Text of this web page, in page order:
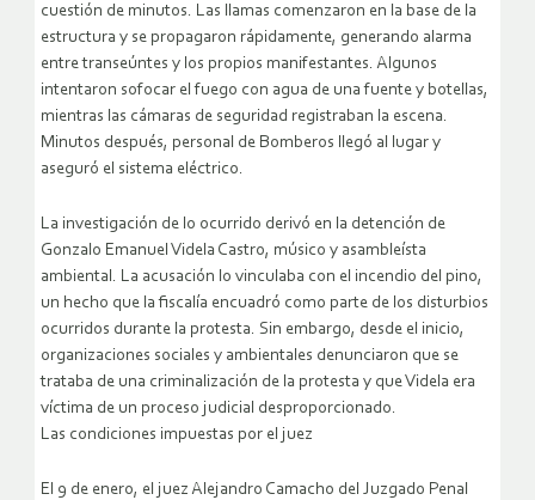
cuestión de minutos. Las llamas comenzaron en la base de la
estructura y se propagaron rápidamente, generando alarma
entre transeúntes y los propios manifestantes. Algunos
intentaron sofocar el fuego con agua de una fuente y botellas,
mientras las cámaras de seguridad registraban la escena.
Minutos después, personal de Bomberos llegó al lugar y
aseguró el sistema eléctrico.
La investigación de lo ocurrido derivó en la detención de
Gonzalo Emanuel Videla Castro, músico y asambleísta
ambiental. La acusación lo vinculaba con el incendio del pino,
un hecho que la fiscalía encuadró como parte de los disturbios
ocurridos durante la protesta. Sin embargo, desde el inicio,
organizaciones sociales y ambientales denunciaron que se
trataba de una criminalización de la protesta y que Videla era
víctima de un proceso judicial desproporcionado.
Las condiciones impuestas por el juez
El 9 de enero, el juez Alejandro Camacho del Juzgado Penal